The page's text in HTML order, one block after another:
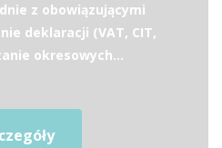
z obowiązującymi
deklaracji (VAT, CIT,
okresowych...